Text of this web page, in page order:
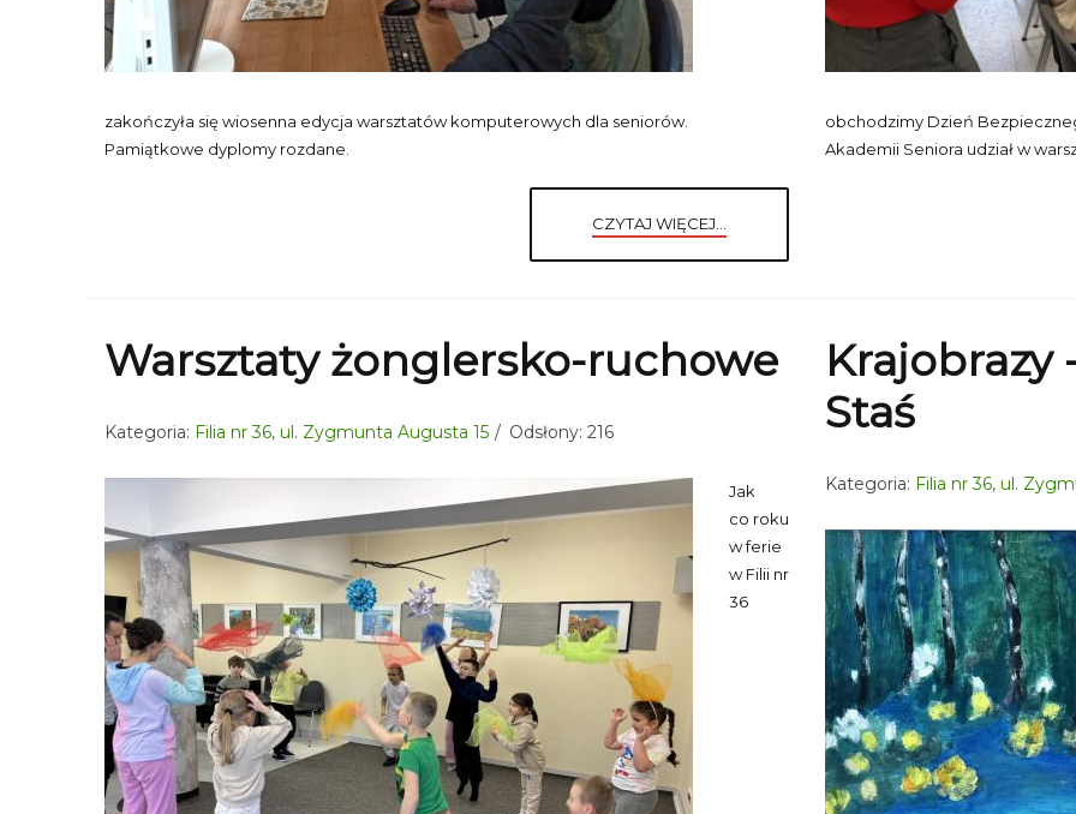
zakończyła się wiosenna edycja warsztatów komputerowych dla seniorów.
Pamiątkowe dyplomy rozdane.
CZYTAJ WIĘCEJ...
obchodzimy Dzień
Akademii Seniora udział w
Warsztaty żonglersko-ruchowe
Kategoria: Filia nr 36, ul. Zygmunta Augusta 15 Odsłony: 216
Jak
co roku
w ferie
w Filii nr
36
Krajobrazy
Staś
Kategoria: Filia nr 36, ul.